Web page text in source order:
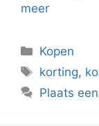
meer
Kopen
Tags
korting,
Plaats